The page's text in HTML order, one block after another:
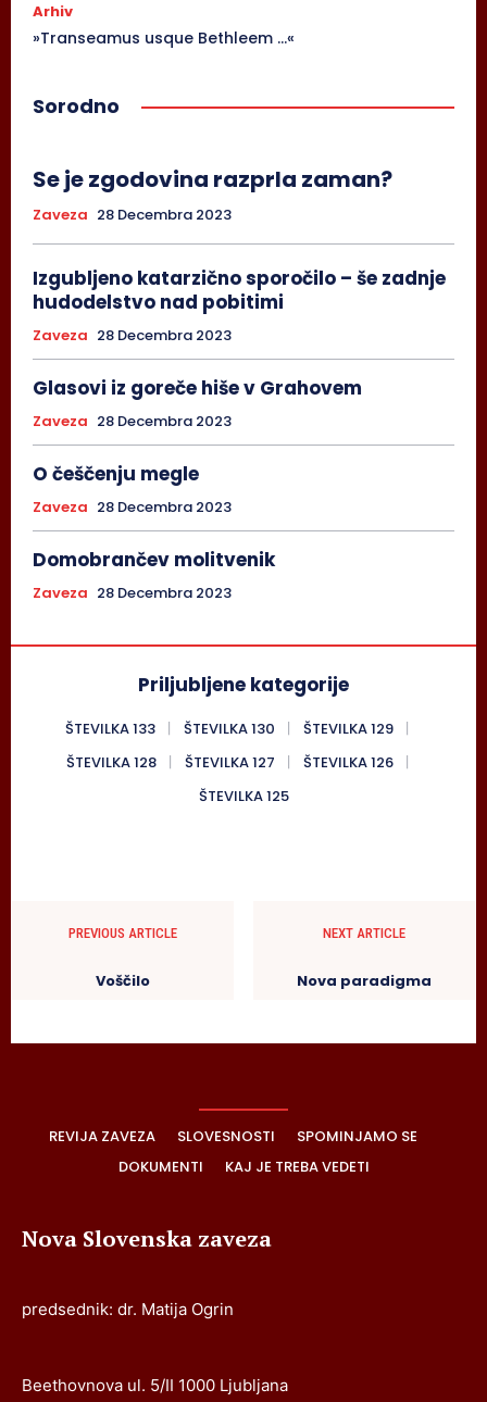
Arhiv
»Transeamus usque Bethleem …«
Sorodno
Se je zgodovina razprla zaman?
Zaveza 28 Decembra 2023
Izgubljeno katarzično sporočilo – še zadnje
hudodelstvo nad pobitimi
Zaveza 28 Decembra 2023
Glasovi iz goreče hiše v Grahovem
Zaveza 28 Decembra 2023
O češčenju megle
Zaveza 28 Decembra 2023
Domobrančev molitvenik
Zaveza 28 Decembra 2023
Priljubljene kategorije
ŠTEVILKA 133 ŠTEVILKA 130
ŠTEVILKA 129
ŠTEVILKA 128
ŠTEVILKA 127
ŠTEVILKA 126
ŠTEVILKA 125
PREVIOUS ARTICLE
Voščilo
NEXT ARTICLE
Nova paradigma
REVIJA ZAVEZA SLOVESNOSTI
SPOMINJAMO SE
DOKUMENTI
KAJ JE TREBA VEDETI
Nova Slovenska zaveza
predsednik: dr. Matija Ogrin
Beethovnova ul. 5/II 1000 Ljubljana